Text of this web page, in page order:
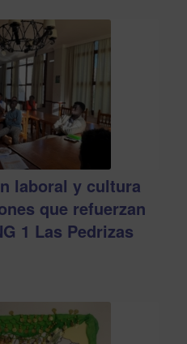
laboral y cultura
que refuerzan
1 Las Pedrizas